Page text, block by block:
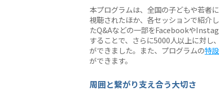
本プログラムは、全国の子どもや若者
視聴されたほか、各セッションで紹介
たQ&Aなどの一部をFacebookや
することで、さらに5000人以上に対し
ができました。また、プログラムの特
ができます。
周囲と繋がり支え合う大切さ